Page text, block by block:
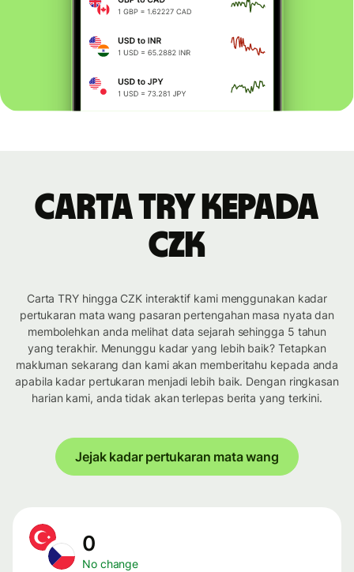
Carta TRY kepada
CZK
Carta TRY hingga CZK interaktif kami menggunakan kadar
pertukaran mata wang pasaran pertengahan masa nyata dan
membolehkan anda melihat data sejarah sehingga 5 tahun
yang terakhir. Menunggu kadar yang lebih baik? Tetapkan
makluman sekarang dan kami akan memberitahu kepada anda
apabila kadar pertukaran menjadi lebih baik. Dengan ringkasan
harian kami, anda tidak akan terlepas berita yang terkini.
Jejak kadar pertukaran mata wang
0
No change